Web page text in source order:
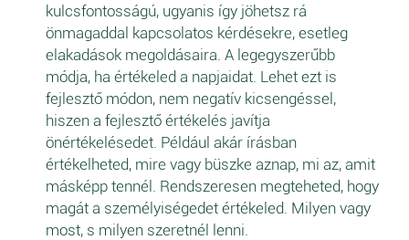
kulcsfontosságú, ugyanis így jöhetsz rá
önmagaddal kapcsolatos kérdésekre, esetleg
elakadások megoldásaira. A legegyszerűbb
módja, ha értékeled a napjaidat. Lehet ezt is
fejlesztő módon, nem negatív kicsengéssel,
hiszen a fejlesztő értékelés javítja
önértékelésedet. Például akár írásban
értékelheted, mire vagy büszke aznap, mi az, amit
másképp tennél. Rendszeresen megteheted, hogy
magát a személyiségedet értékeled. Milyen vagy
most, s milyen szeretnél lenni.